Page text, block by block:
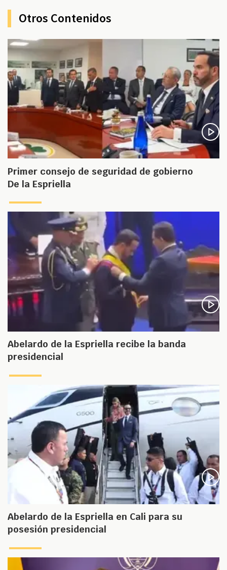
Otros Contenidos
Primer consejo de seguridad de gobierno
De la Espriella
Abelardo de la Espriella recibe la banda
presidencial
Abelardo de la Espriella en Cali para su
posesión presidencial